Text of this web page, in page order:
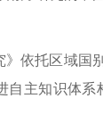
》依托区域
自主知识体